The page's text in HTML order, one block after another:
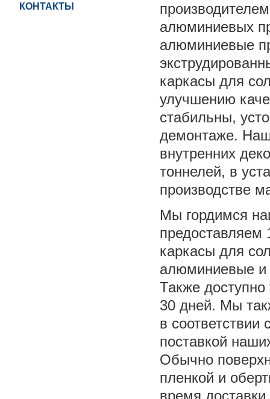
КОНТАКТЫ
алюминиевых
алюминиевые
каркасы для
улучшению
стабильны,
демонтаже.
внутренних
тоннелей, в
производстве
Мы гордимся
каркасы для
алюминиевые и
Также доступно
30 дней. Мы
в соответствии
поставкой
Обычно
пленкой и
время